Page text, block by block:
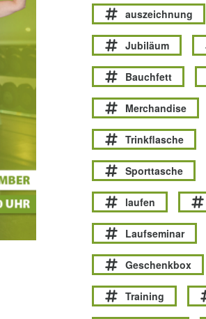
auszeichnung
Jubiläum
Bauchfett
Merchandise
Trinkflasche
Sporttasche
laufen
Laufseminar
Geschenkbox
Training